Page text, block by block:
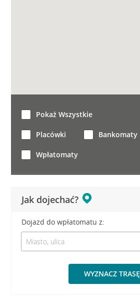
Jak dojechać?
Dojazd do wpłatomatu z:
WYZNACZ TRASĘ
Pokaż Wszystkie
Placówki Bankomaty
Wpłatomaty